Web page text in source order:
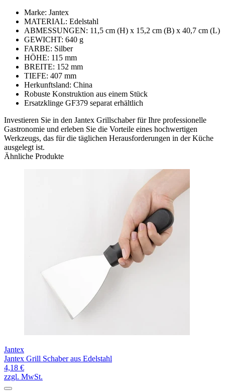
Marke: Jantex
MATERIAL: Edelstahl
ABMESSUNGEN: 11,5 cm (H) x 15,2 cm (B) x 40,7 cm (L)
GEWICHT: 640 g
FARBE: Silber
HÖHE: 115 mm
BREITE: 152 mm
TIEFE: 407 mm
Herkunftsland: China
Robuste Konstruktion aus einem Stück
Ersatzklinge GF379 separat erhältlich
Investieren Sie in den Jantex Grillschaber für Ihre professionelle
Gastronomie und erleben Sie die Vorteile eines hochwertigen
Werkzeugs, das für die täglichen Herausforderungen in der Küche
ausgelegt ist.
Ähnliche Produkte
Jantex
Jantex Grill Schaber aus Edelstahl
4,18 €
zzgl. MwSt.